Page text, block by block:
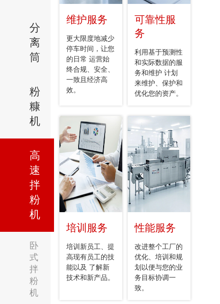
分
离
筒
粉
糠
机
高
速
拌
粉
机
卧
式
拌
粉
机
维护服务
更大限度地减少
停车时间，让您
的日常 运营始
终合规、安全、
一致且经济高
效。
可靠性服
务
利用基于预测性
和实际数据的服
务和维护 计划
来维护、保护和
优化您的资产。
培训服务
培训新员工、提
高现有员工的技
能以及 了解新
技术和新产品。
性能服务
改进整个工厂的
优化、培训和规
划以便与您的业
务目标协调一
致。